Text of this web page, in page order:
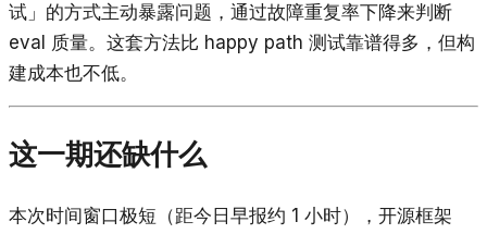
试」的方式主动暴露问题，通过故障重复率下降来判断
eval 质量。这套方法比 happy path 测试靠谱得多，但构
建成本也不低。
这一期还缺什么
本次时间窗口极短（距今日早报约 1 小时），开源框架